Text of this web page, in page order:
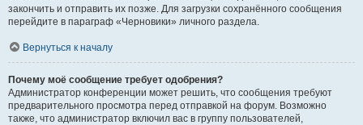
закончить и отправить их позже. Для загрузки сохранённого сообщения
перейдите в параграф «Черновики» личного раздела.
Вернуться к началу
Почему моё сообщение требует одобрения?
Администратор конференции может решить, что сообщения требуют
предварительного просмотра перед отправкой на форум. Возможно
также, что администратор включил вас в группу пользователей,